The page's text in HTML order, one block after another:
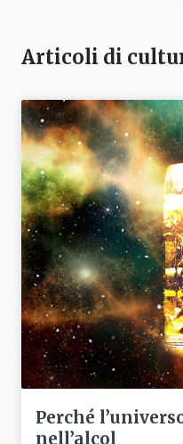
Articoli di
Perché
nell’alcol